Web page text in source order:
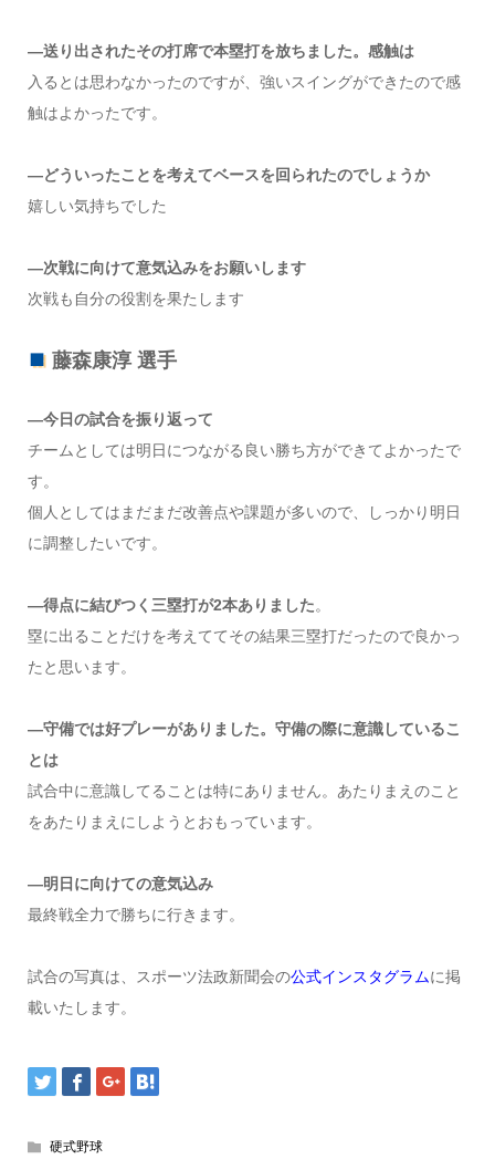
―送り出されたその打席で本塁打を放ちました。感触は
入るとは思わなかったのですが、強いスイングができたので感
触はよかったです。
―どういったことを考えてベースを回られたのでしょうか
嬉しい気持ちでした
―次戦に向けて意気込みをお願いします
次戦も自分の役割を果たします
藤森康淳 選手
―今日の試合を振り返って
チームとしては明日につながる良い勝ち方ができてよかったで
す。
個人としてはまだまだ改善点や課題が多いので、しっかり明日
に調整したいです。
―得点に結びつく三塁打が2本ありました。
塁に出ることだけを考えててその結果三塁打だったので良かっ
たと思います。
―守備では好プレーがありました。守備の際に意識しているこ
とは
試合中に意識してることは特にありません。あたりまえのこと
をあたりまえにしようとおもっています。
―明日に向けての意気込み
最終戦全力で勝ちに行きます。
試合の写真は、スポーツ法政新聞会の公式インスタグラムに掲
載いたします。
硬式野球